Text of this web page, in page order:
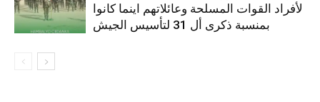
لأفراد القوات المسلحة وعائلاتهم اينما كانوا
بمنسبة ذكرى أل 31 لتأسيس الجيش